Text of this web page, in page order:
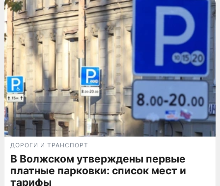
ДОРОГИ И ТРАНСПОРТ
В Волжском утверждены первые
платные парковки: список мест и
тарифы